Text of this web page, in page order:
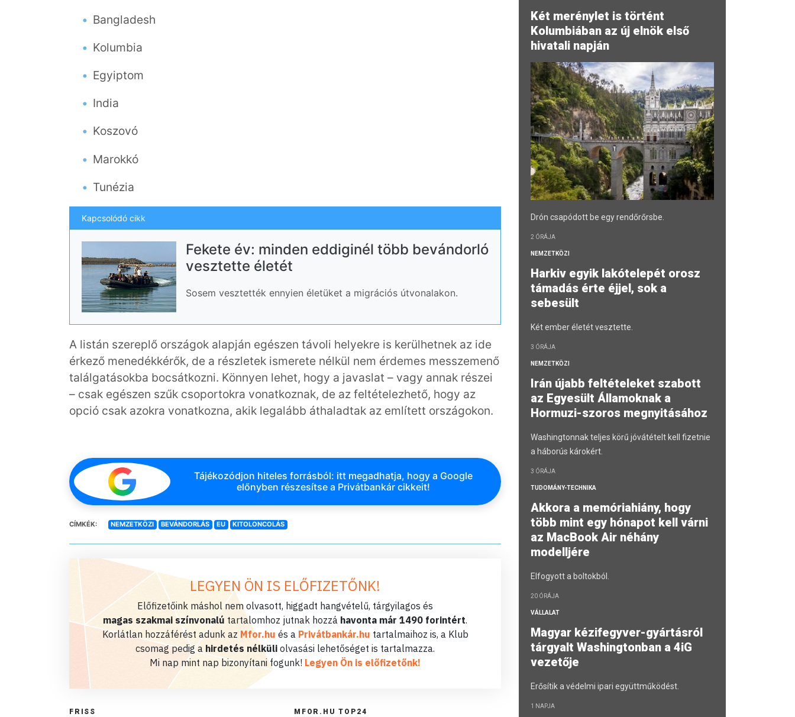
Bangladesh
Kolumbia
Egyiptom
India
Koszovó
Marokkó
Tunézia
Kapcsolódó cikk
Fekete év: minden eddiginél több bevándorló
vesztette életét
Sosem vesztették ennyien életüket a migrációs útvonalakon.
A listán szereplő országok alapján egészen távoli helyekre is kerülhetnek az ide
érkező menedékkérők, de a részletek ismerete nélkül nem érdemes messzemenő
találgatásokba bocsátkozni. Könnyen lehet, hogy a javaslat – vagy annak részei
– csak egészen szűk csoportokra vonatkoznak, de az feltételezhető, hogy az
opció csak azokra vonatkozna, akik legalább áthaladtak az említett országokon.
Tájékozódjon hiteles forrásból: itt megadhatja, hogy a Google
előnyben részesítse a Privátbankár cikkeit!
CÍMKÉK: NEMZETKÖZI BEVÁNDORLÁS EU KITOLONCOLÁS
LEGYEN ÖN IS ELŐFIZETŐNK!
Előfizetőink máshol nem olvasott, higgadt hangvételű, tárgyilagos és
magas szakmai színvonalú tartalomhoz jutnak hozzá havonta már 1490 forintért.
Korlátlan hozzáférést adunk az Mfor.hu és a Privátbankár.hu tartalmaihoz is, a Klub
csomag pedig a hirdetés nélküli olvasási lehetőséget is tartalmazza.
Mi nap mint nap bizonyítani fogunk! Legyen Ön is előfizetőnk!
FRISS MFOR.HU TOP24
Két merénylet is történt
Kolumbiában az új elnök első
hivatali napján
Drón csapódott be egy rendőrőrsbe.
2 ÓRÁJA
NEMZETKÖZI
Harkiv egyik lakótelepét orosz
támadás érte éjjel, sok a
sebesült
Két ember életét vesztette.
3 ÓRÁJA
NEMZETKÖZI
Irán újabb feltételeket szabott
az Egyesült Államoknak a
Hormuzi-szoros megnyitásához
Washingtonnak teljes körű jóvátételt kell fizetnie
a háborús károkért.
3 ÓRÁJA
TUDOMÁNY-TECHNIKA
Akkora a memóriahiány, hogy
több mint egy hónapot kell várni
az MacBook Air néhány
modelljére
Elfogyott a boltokból.
20 ÓRÁJA
VÁLLALAT
Magyar kézifegyver-gyártásról
tárgyalt Washingtonban a 4iG
vezetője
Erősítik a védelmi ipari együttműködést.
1 NAPJA